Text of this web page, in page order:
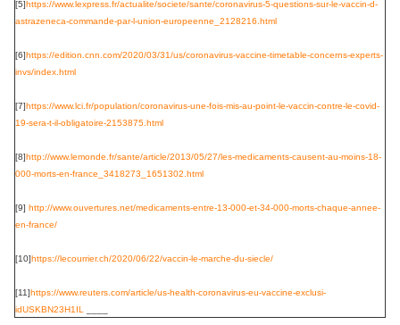
[5]https://www.lexpress.fr/actualite/societe/sante/coronavirus-5-questions-sur-le-vaccin-d-
astrazeneca-commande-par-l-union-europeenne_2128216.html
[6]https://edition.cnn.com/2020/03/31/us/coronavirus-vaccine-timetable-concerns-experts-
invs/index.html
[7]https://www.lci.fr/population/coronavirus-une-fois-mis-au-point-le-vaccin-contre-le-covid-
19-sera-t-il-obligatoire-2153875.html
[8]http://www.lemonde.fr/sante/article/2013/05/27/les-medicaments-causent-au-moins-18-
000-morts-en-france_ 3418273_1651302.html
[9] http://www.ouvertures.net/medicaments-entre-13-000-et-34-000-morts-chaque-annee-
en-france/
[10]https://lecourrier.ch/2020/06/22/vaccin-le-marche-du-siecle/
[11]https://www.reuters.com/article/us-health-coronavirus-eu-vaccine-exclusi-
idUSKBN23H1IL